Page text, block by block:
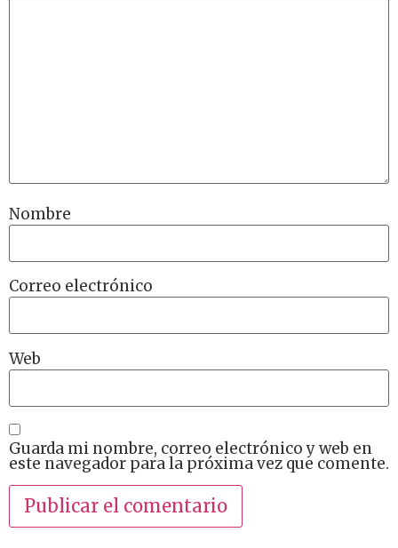
Nombre
Correo electrónico
Web
Guarda mi nombre, correo electrónico y web en
este navegador para la próxima vez que comente.